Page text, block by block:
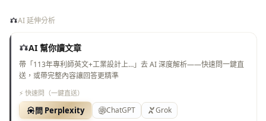
AI 延伸分析
AI 幫你讀文章
帶「113年專利師英文+工業設計上…」去 AI 深度解析——快速問一鍵直
送，或帶完整內容讓回答更精準
⚡ 快速問（一鍵直送）
問 Perplexity ChatGPT Grok